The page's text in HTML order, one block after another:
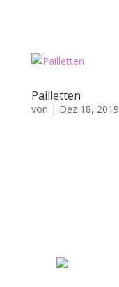
Pailletten
von | Dez 18, 2019